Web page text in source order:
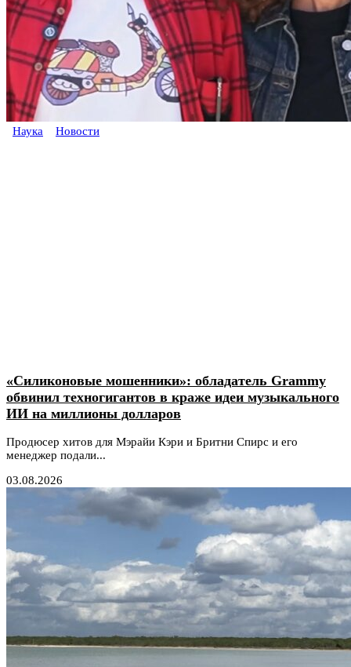
Наука Новости
«Силиконовые мошенники»: обладатель Grammy
обвинил техногигантов в краже идеи музыкального
ИИ на миллионы долларов
Продюсер хитов для Мэрайи Кэри и Бритни Спирс и его
менеджер подали...
03.08.2026